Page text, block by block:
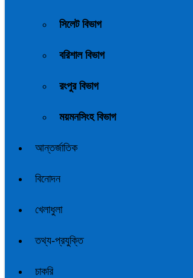
সিলেট বিভাগ
বরিশাল বিভাগ
রংপুর বিভাগ
ময়মনসিংহ বিভাগ
আন্তর্জাতিক
বিনোদন
খেলাধুলা
তথ্য-প্রযুক্তি
চাকরি